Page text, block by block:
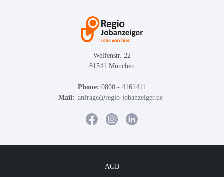
Welfenstr. 22
81541 München
Phone: 0800 - 4161411
Mail: anfrage@regio-jobanzeiger.de
AGB